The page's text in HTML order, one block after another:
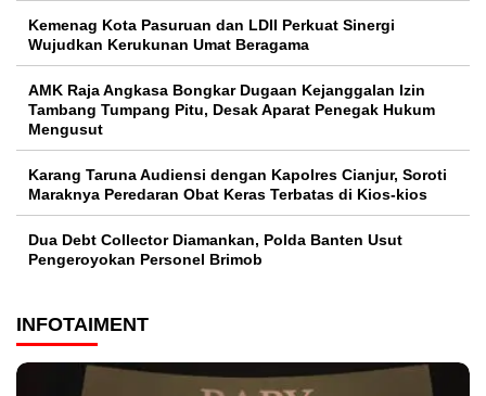
Kemenag Kota Pasuruan dan LDII Perkuat Sinergi
Wujudkan Kerukunan Umat Beragama
AMK Raja Angkasa Bongkar Dugaan Kejanggalan Izin
Tambang Tumpang Pitu, Desak Aparat Penegak Hukum
Mengusut
Karang Taruna Audiensi dengan Kapolres Cianjur, Soroti
Maraknya Peredaran Obat Keras Terbatas di Kios-kios
Dua Debt Collector Diamankan, Polda Banten Usut
Pengeroyokan Personel Brimob
INFOTAIMENT